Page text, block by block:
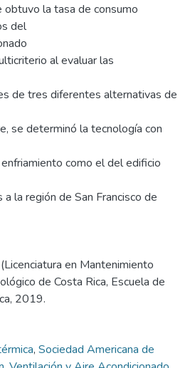
obtuvo la tasa de consumo
del
al evaluar las
de tres diferentes alternativas de
se determinó la tecnología con
como el del edificio
la región de San Francisco de
en Mantenimiento
de Costa Rica, Escuela de
2019.
, Sociedad Americana de